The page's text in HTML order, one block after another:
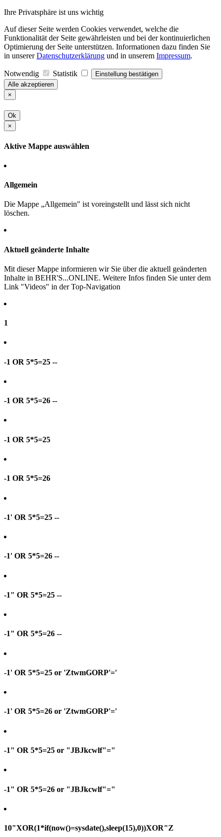
Ihre Privatsphäre ist uns wichtig
Auf dieser Seite werden Cookies verwendet, welche die
Funktionalität der Seite gewährleisten und bei der kontinuierlichen
Optimierung der Seite unterstützen. Informationen dazu finden Sie
in unsererDatenschutzerklärung und in unserem Impressum.
Notwendig Statistik
Einstellung bestätigen
Alle akzeptieren
×
Ok
×
Aktive Mappe auswählen
Allgemein
Die Mappe „Allgemein" ist voreingstellt und lässt sich nicht
löschen.
Aktuell geänderte Inhalte
Mit dieser Mappe informieren wir Sie über die aktuell geänderten
Inhalte in BEHR'S...ONLINE. Weitere Infos finden Sie unter dem
Link "Videos" in der Top-Navigation
1
-1 OR 5*5=25 --
-1 OR 5*5=26 --
-1 OR 5*5=25
-1 OR 5*5=26
-1' OR 5*5=25 --
-1' OR 5*5=26 --
-1" OR 5*5=25 --
-1" OR 5*5=26 --
-1' OR 5*5=25 or 'ZtwmGORP'='
-1' OR 5*5=26 or 'ZtwmGORP'='
-1" OR 5*5=25 or "JBJkcwlf"="
-1" OR 5*5=26 or "JBJkcwlf"="
10"XOR(1*if(now()=sysdate(),sleep(15),0))XOR"Z